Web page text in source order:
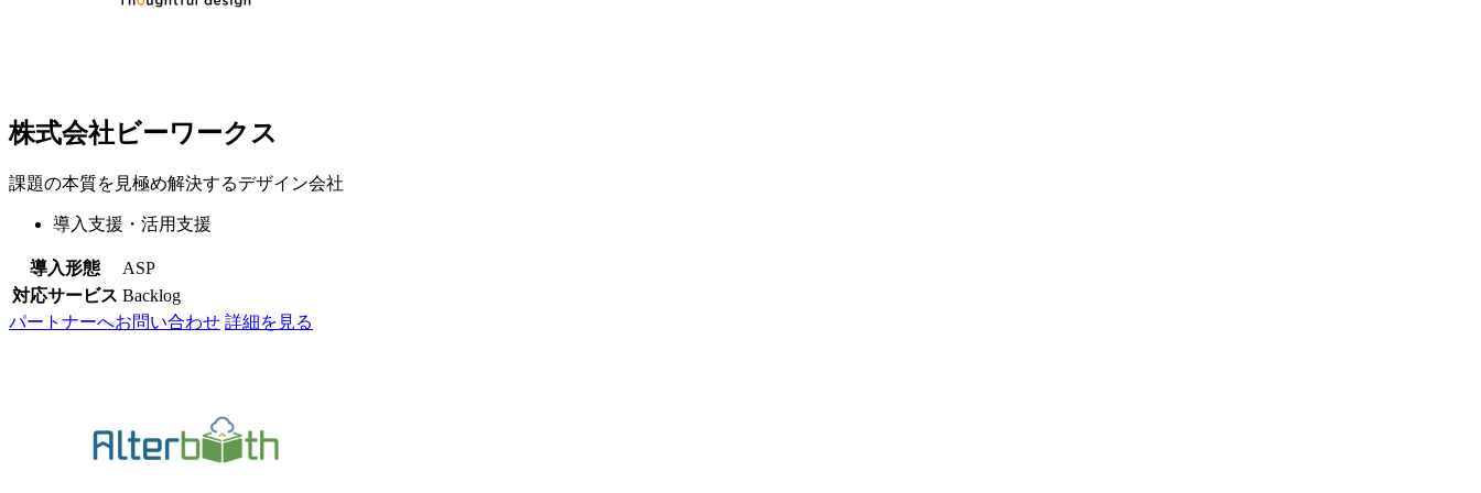
株式会社ビーワークス
課題の本質を見極め解決するデザイン会社
導入支援・活用支援
導入形態
ASP
対応サービス Backlog
パートナーへお問い合わせ 詳細を見る